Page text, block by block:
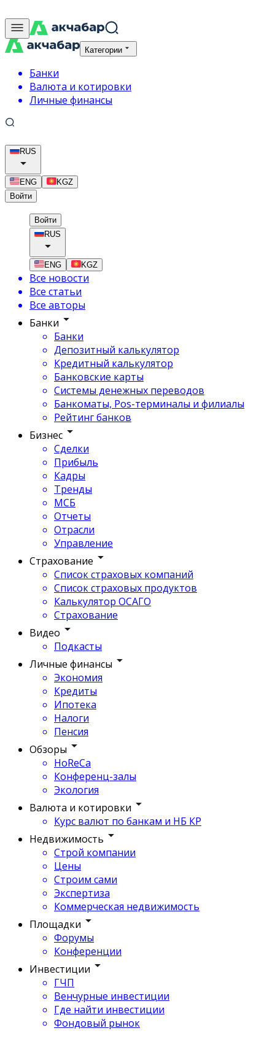
Категории
Банки
Валюта и котировки
Личные финансы
RUS
ENG
KGZ
Войти
Войти
RUS
ENG KGZ
Все новости
Все статьи
Все авторы
Банки
Банки
Депозитный калькулятор
Кредитный калькулятор
Банковские карты
Системы денежных переводов
Банкоматы, Pos-терминалы и филиалы
Рейтинг банков
Бизнес
Сделки
Прибыль
Кадры
Тренды
МСБ
Отчеты
Отрасли
Управление
Страхование
Список страховых компаний
Список страховых продуктов
Калькулятор ОСАГО
Страхование
Видео
Подкасты
Личные финансы
Экономия
Кредиты
Ипотека
Налоги
Пенсия
Обзоры
HoReCa
Конференц-залы
Экология
Валюта и котировки
Курс валют по банкам и НБ КР
Недвижимость
Строй компании
Цены
Строим сами
Экспертиза
Коммерческая недвижимость
Площадки
Форумы
Конференции
Инвестиции
ГЧП
Венчурные инвестиции
Где найти инвестиции
Фондовый рынок